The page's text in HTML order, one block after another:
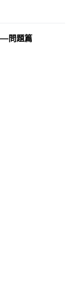
問題篇